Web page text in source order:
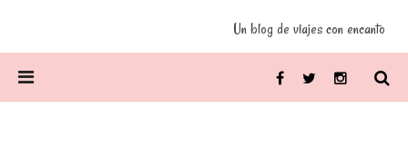
Un blog de viajes con encanto
FacebookTwitter Instagram